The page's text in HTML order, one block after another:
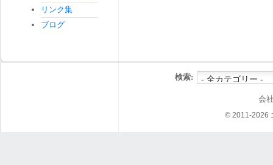
リンク集
ブログ
検索:
会
© 2011-2026